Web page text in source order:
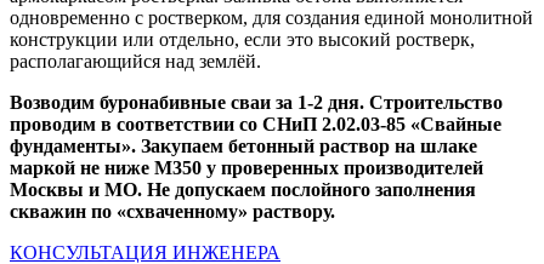
одновременно с ростверком, для создания единой монолитной
конструкции или отдельно, если это высокий ростверк,
располагающийся над землёй.
Возводим буронабивные сваи за 1-2 дня. Строительство
проводим в соответствии со СНиП 2.02.03-85 «Свайные
фундаменты». Закупаем бетонный раствор на шлаке
маркой не ниже М350 у проверенных производителей
Москвы и МО. Не допускаем послойного заполнения
скважин по «схваченному» раствору.
КОНСУЛЬТАЦИЯ ИНЖЕНЕРА